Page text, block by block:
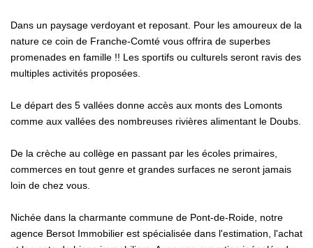
Dans un paysage verdoyant et reposant. Pour les amoureux de la
nature ce coin de Franche-Comté vous offrira de superbes
promenades en famille !! Les sportifs ou culturels seront ravis des
multiples activités proposées.
Le départ des 5 vallées donne accès aux monts des Lomonts
comme aux vallées des nombreuses rivières alimentant le Doubs.
De la crèche au collège en passant par les écoles primaires,
commerces en tout genre et grandes surfaces ne seront jamais
loin de chez vous.
Nichée dans la charmante commune de Pont-de-Roide, notre
agence Bersot Immobilier est spécialisée dans l'estimation, l'achat